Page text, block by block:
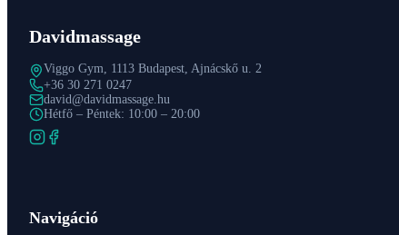
Davidmassage
Viggo Gym, 1113 Budapest, Ajnácskő u. 2
+36 30 271 0247
david@davidmassage.hu
Hétfő – Péntek: 10:00 – 20:00
Navigáció